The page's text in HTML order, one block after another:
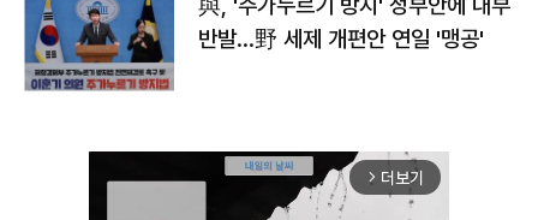
반발…野 세제 개편안 연일 '맹공'
arrow_forward_ios 더보기